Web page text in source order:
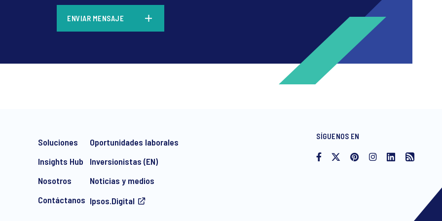
marketing communication about products and services including invitations to free events and
ENVIAR MENSAJE
Soluciones
Insights Hub
Nosotros
Contáctanos
Oportunidades laborales
Inversionistas (EN)
Noticias y medios
Ipsos.Digital
SÍGUENOS EN